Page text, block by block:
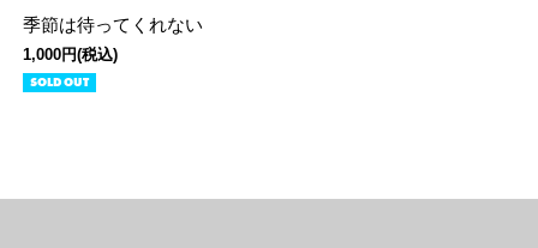
季節は待ってくれない
1,000円(税込)
SOLD OUT